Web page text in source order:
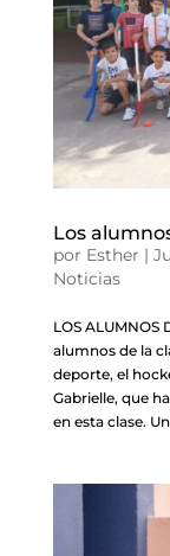
Los
por Esther |
Noticias
LOS ALUMNOS
alumnos de la
deporte, el
Gabrielle, que
en esta clase.